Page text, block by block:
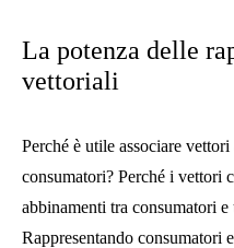
La potenza delle
vettoriali
Perché è utile associare
consumatori? Perché i vettori
abbinamenti tra consumatori
Rappresentando consumatori